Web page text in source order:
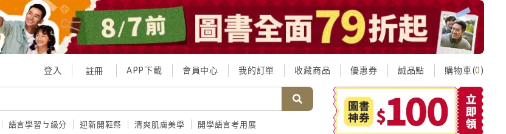
登入 註冊 APP下載 會員中心 我的訂單 收藏商品 優惠券 誠品點 購物車(0)
語言學習ㄅ級分 迎新開鞋祭 清爽肌膚美學 開學語言考用展